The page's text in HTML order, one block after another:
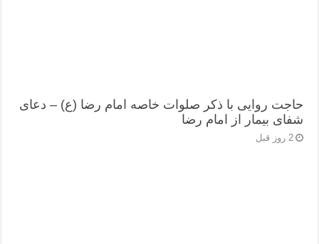
حاجت روایی با ذکر صلوات خاصه امام رضا (ع) – دعای
شفای بیمار از امام رضا
2 روز قبل